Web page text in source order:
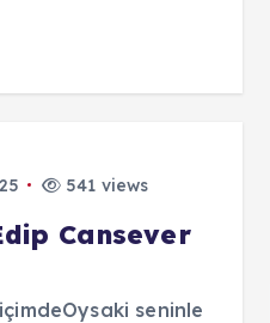
541 views
Cansever
seninle